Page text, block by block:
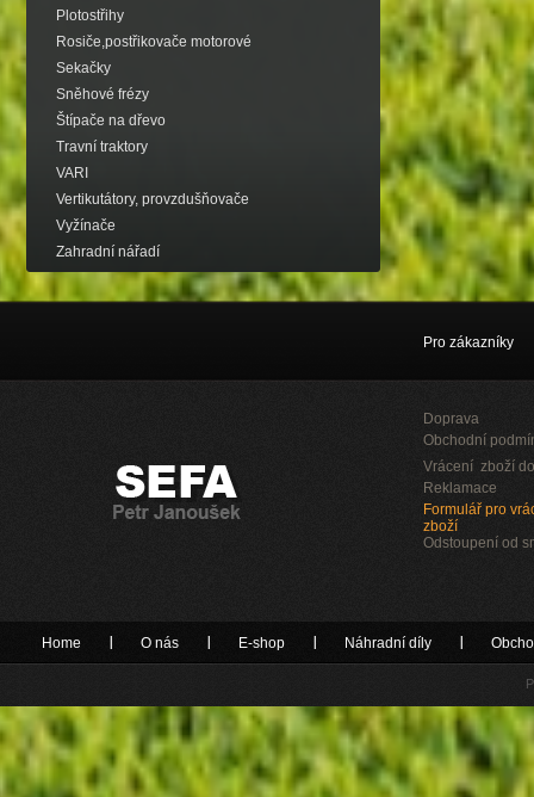
Plotostřihy
Rosiče,postřikovače motorové
Sekačky
Sněhové frézy
Štípače na dřevo
Travní traktory
VARI
Vertikutátory, provzdušňovače
Vyžínače
Zahradní nářadí
Pro zákazníky
Doprava
Obchodní
Vrácení zboží
Reklamace
Formulář pro
zboží
Odstoupení od
Home O nás E-shop Náhradní díly